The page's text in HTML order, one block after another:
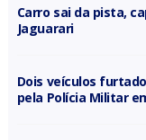
Carro sai da pista,
Jaguarari
Dois veículos
pela Polícia Militar